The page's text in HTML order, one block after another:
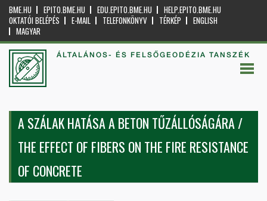
BME.HU EPITO.BME.HU EDU.EPITO.BME.HU
HELP.EPITO.BME.HU
OKTATÓI BELÉPÉS
E-MAIL TELEFONKÖNYV TÉRKÉP
ENGLISH
MAGYAR
ÁLTALÁNOS- ÉS FELSŐGEODÉZIA TANSZÉK
A SZÁLAK HATÁSA A BETON TŰZÁLLÓSÁGÁRA /
THE EFFECT OF FIBERS ON THE FIRE RESISTANCE
OF CONCRETE